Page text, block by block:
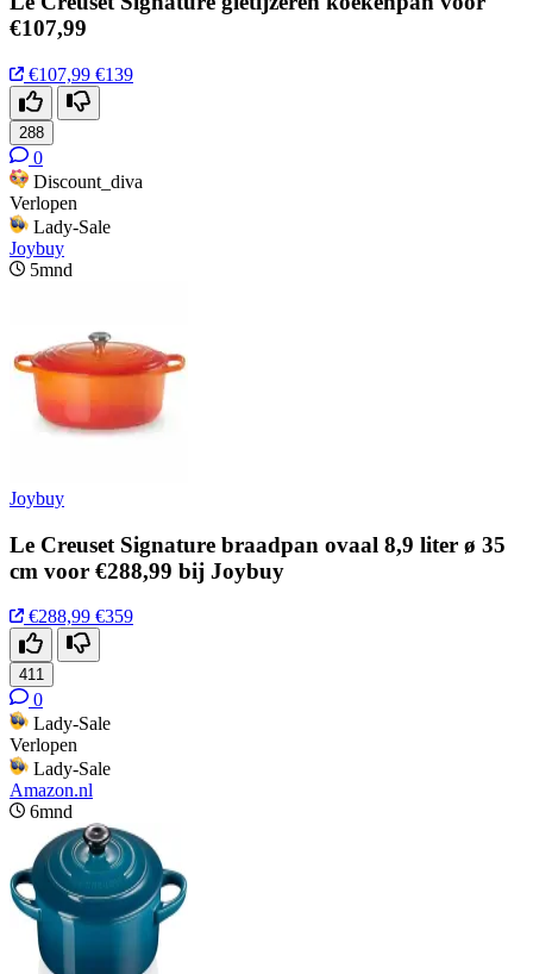
€107,99
€107,99 €139
288
0
Discount_diva
Verlopen
Lady-Sale
Joybuy
5mnd
Joybuy
Le Creuset Signature braadpan ovaal 8,9 liter ø 35
cm voor €288,99 bij Joybuy
€288,99 €359
411
0
Lady-Sale
Verlopen
Lady-Sale
Amazon.nl
6mnd